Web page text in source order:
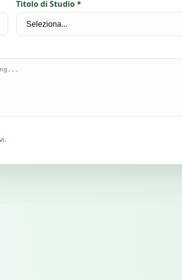
Titolo di Studio *